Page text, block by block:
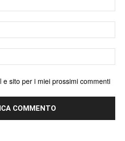
e sito per i miei prossimi commenti